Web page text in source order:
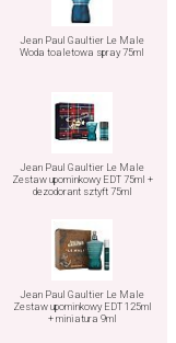
Jean Paul Gaultier Le Male
Woda toaletowa spray 75ml
Jean Paul Gaultier Le Male
Zestaw upominkowy EDT 75ml +
dezodorant sztyft 75ml
Jean Paul Gaultier Le Male
Zestaw upominkowy EDT 125ml
+ miniatura 9ml